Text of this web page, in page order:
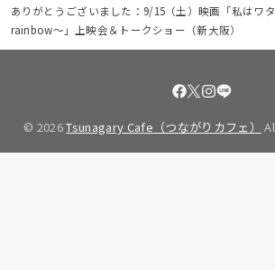
ありがとうございました：9/15（土）映画「私はワ
rainbow〜」上映会＆トークショー（新大阪）
© 2026Tsunagary Cafe（つながりカフェ）